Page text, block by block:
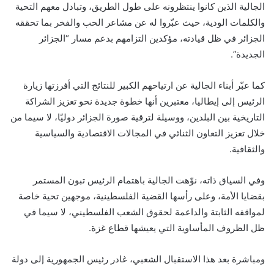
الجالية الذين كانوا ينتظرونه على طول الطريق، وتبادل معهم التحية
والكلمات الودية، حيث عبّروا له عن مشاعر الحب والفخر بما تحققه
الجزائر في ظل قيادته، مؤكدين التزامهم بدعم مسار “الجزائر
الجديدة”.
كما عبّر أبناء الجالية عن ارتياحهم الكبير للنتائج التي أفرزتها زيارة
الرئيس إلى إيطاليا، معتبرين أنها خطوة جديدة نحو تعزيز الشراكة
التاريخية بين البلدين، ووسيلة لترقية صورة الجزائر دوليًا، لا سيما من
خلال تعزيز التعاون الثنائي في المجالات الاقتصادية والسياسية
والثقافية.
وفي السياق ذاته، نوّهت الجالية باهتمام الرئيس تبون المستمر
بقضايا الأمة، وعلى رأسها القضية الفلسطينية، موجهين تحية خاصة
لمواقفه الثابتة والداعمة لحقوق الشعب الفلسطيني، لا سيما في
ظل الظروف المأساوية التي يعيشها قطاع غزة.
ومباشرة بعد هذا الاستقبال الشعبي، غادر رئيس الجمهورية إلى دولة